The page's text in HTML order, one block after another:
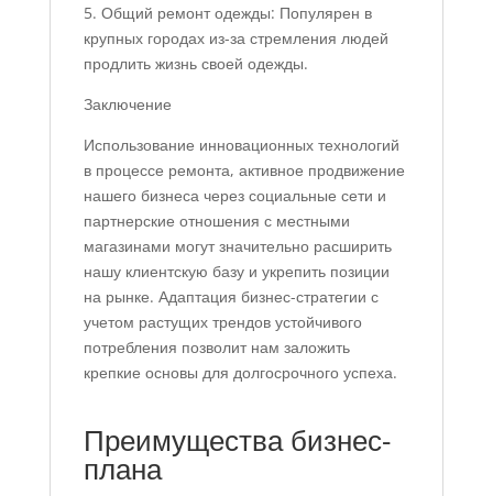
5. Общий ремонт одежды: Популярен в
крупных городах из-за стремления людей
продлить жизнь своей одежды.
Заключение
Использование инновационных технологий
в процессе ремонта, активное продвижение
нашего бизнеса через социальные сети и
партнерские отношения с местными
магазинами могут значительно расширить
нашу клиентскую базу и укрепить позиции
на рынке. Адаптация бизнес-стратегии с
учетом растущих трендов устойчивого
потребления позволит нам заложить
крепкие основы для долгосрочного успеха.
Преимущества бизнес-
плана